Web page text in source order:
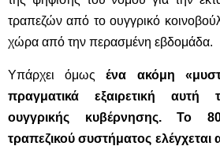
τραπεζών από το ουγγρικό
χώρα από την περασμένη εβδομάδα.
Υπάρχει όμωςένα ακόμη
πραγματικά εξαιρετική
ουγγρικής κυβέρνησης. Το
τραπεζικού συστήματος